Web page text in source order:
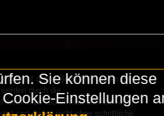
auf dieser Seite finanzieren die
durch die
zu LaserFreak habt schickt
und dürfen nicht ohne schriftliche
Sie können diese
Einstellungen